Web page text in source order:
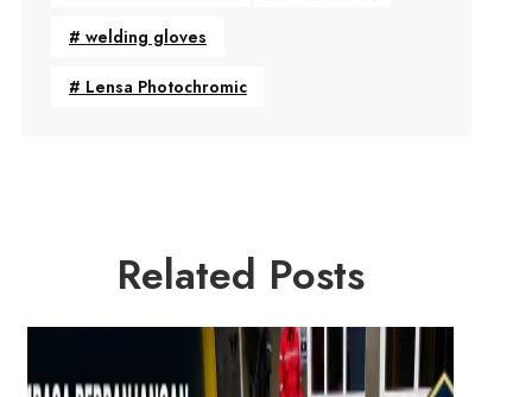
# welding gloves
# Lensa Photochromic
Related Posts